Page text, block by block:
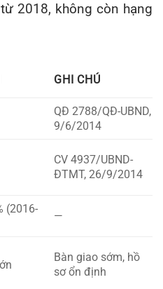
2018, không còn hạng
GHI CHÚ
QĐ 2788/QĐ-UBND,
9/6/2014
CV 4937/UBND-
ĐTMT, 26/9/2014
(2016-
—
Bàn giao sớm, hồ
sơ ổn định